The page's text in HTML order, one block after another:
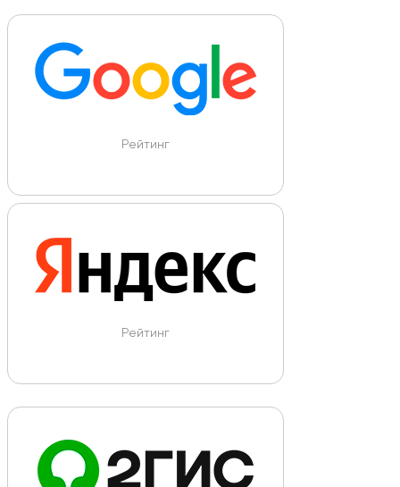
Рейтинг
Рейтинг